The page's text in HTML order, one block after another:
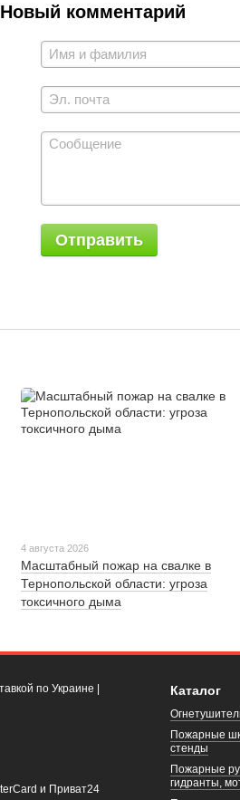
Новый комментарий
Отправить
4 августа 2026
Масштабный пожар на свалке в
Тернопольской области: угроза
токсичного дыма
Каталог
Пожарные
стенды
Пожарные
гидранты,